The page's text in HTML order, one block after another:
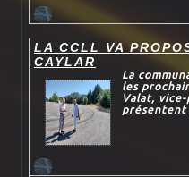
LA CCLL VA
CAYLAR
La
les
Valat,
présentent